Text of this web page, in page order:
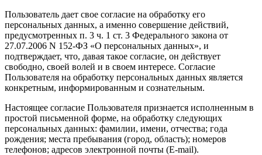
Пользователь дает свое согласие на обработку его
персональных данных, а именно совершение действий,
предусмотренных п. 3 ч. 1 ст. 3 Федерального закона от
27.07.2006 N 152-ФЗ «О персональных данных», и
подтверждает, что, давая такое согласие, он действует
свободно, своей волей и в своем интересе. Согласие
Пользователя на обработку персональных данных является
конкретным, информированным и сознательным.
Настоящее согласие Пользователя признается исполненным в
простой письменной форме, на обработку следующих
персональных данных: фамилии, имени, отчества; года
рождения; места пребывания (город, область); номеров
телефонов; адресов электронной почты (E-mail).